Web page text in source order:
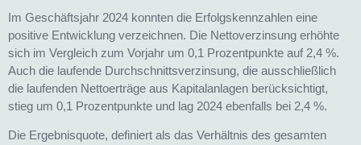
Im Geschäftsjahr 2024 konnten die Erfolgskennzahlen eine
positive Entwicklung verzeichnen. Die Nettoverzinsung erhöhte
sich im Vergleich zum Vorjahr um 0,1 Prozentpunkte auf 2,4 %.
Auch die laufende Durchschnittsverzinsung, die ausschließlich
die laufenden Nettoerträge aus Kapitalanlagen berücksichtigt,
stieg um 0,1 Prozentpunkte und lag 2024 ebenfalls bei 2,4 %.
Die Ergebnisquote, definiert als das Verhältnis des gesamten